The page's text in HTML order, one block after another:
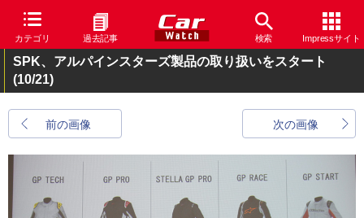
カテゴリ 過去記事 検索 Impressサイト
SPK、アルパインスターズ製品の取り扱いをスタート
(10/21)
前の画像 次の画像